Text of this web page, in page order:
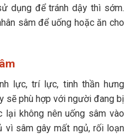
dụng để tránh dậy thì sớm.
sâm để uống hoặc ăn cho
lực, trí lực, tinh thần hưng
sẽ phù hợp với người đang bị
không nên uống sâm vào
sâm gây mất ngủ, rối loạn